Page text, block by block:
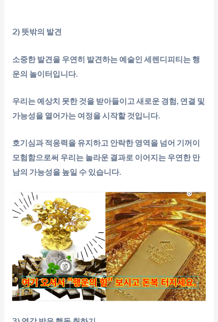
2) 뜻밖의 발견
소중한 발견을 우연히 발견하는 예술인 세렌디피티는 행
운의 놀이터입니다.
우리는 예상치 못한 것을 받아들이고 새로운 경험, 연결 및
가능성을 열어가는 여정을 시작할 것입니다.
호기심과 적응력을 유지하고 안락한 영역을 넘어 기꺼이
모험함으로써 우리는 놀라운 결과로 이어지는 우연한 만
남의 가능성을 높일 수 있습니다.